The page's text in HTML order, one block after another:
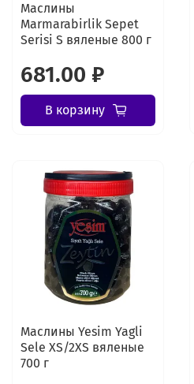
Маслины
Marmarabirlik Sepet
Serisi S вяленые 800 г
681.00 ₽
В корзину
Маслины Yesim Yagli
Sele XS/2XS вяленые
700 г